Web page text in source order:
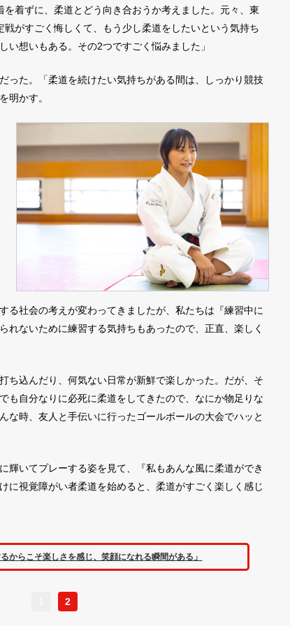
を着ずに、柔道とどう向き合おうか考えました。元々、東
がすごく悔しくて、もう少し柔道をしたいという気持ち
い想いもある。その2つですごく悩みました」
った。「柔道を続けたい気持ちがある間は、しっかり競技
明かす。
る社会の考えが変わってきましたが、私たちは『練習中に
れないために練習する気持ちもあったので、正直、楽しく
ち込んだり、何気ない日常が新鮮で楽しかった。だが、そ
も自分なりに必死に柔道をしてきたので、なにか物足りな
な時、友人と手伝いに行ったゴールボールの大会でハッと
輝いてプレーする姿を見て、『私もあんな風に柔道ができ
に視覚障がい者柔道を始めると、柔道がすごく楽しく感じ
るからこそ楽しさを感じ、笑顔になれる瞬間がある」
2